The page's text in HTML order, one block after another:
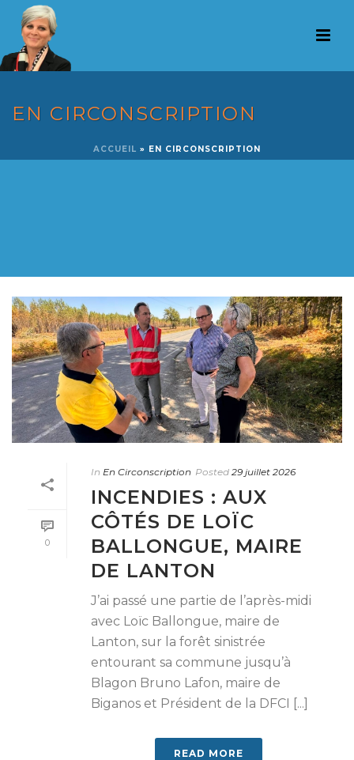
EN CIRCONSCRIPTION
ACCUEIL » EN CIRCONSCRIPTION
0
In En Circonscription Posted 29 juillet 2026
INCENDIES : AUX
CÔTÉS DE LOÏC
BALLONGUE, MAIRE
DE LANTON
J’ai passé une partie de l’après-midi
avec Loïc Ballongue, maire de
Lanton, sur la forêt sinistrée
entourant sa commune jusqu’à
Blagon Bruno Lafon, maire de
Biganos et Président de la DFCI [...]
READ MORE